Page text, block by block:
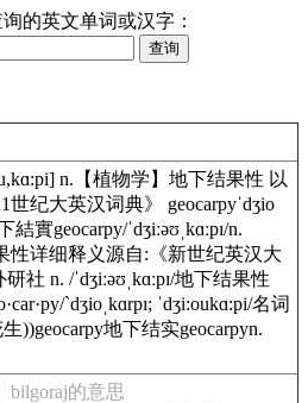
的英文单词或汉字：
n.【植物学】地下结果性 以
世纪大英汉词典》 geocarpyˈdʒio
結實geocarpy/ˈdʒiːəʊˌkɑːpɪ/n.
性详细释义源自:《新世纪英汉大
社 n. /ˈdʒiːəʊˌkɑːpɪ/地下结果性
`dʒioˌkɑrpɪ; ˈdʒi:oukɑ:pi/名词
))geocarpy地下结实geocarpyn.
bilgoraj的意思